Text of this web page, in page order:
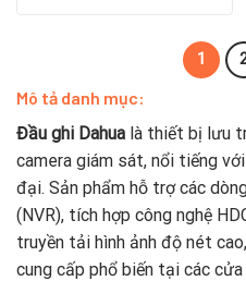
1
Mô tả danh mục:
Đầu ghi Dahua là thiết bị lưu
camera giám sát, nổi tiếng
đại. Sản phẩm hỗ trợ các
(NVR), tích hợp công nghệ
truyền tải hình ảnh độ nét
cung cấp phổ biến tại các cửa